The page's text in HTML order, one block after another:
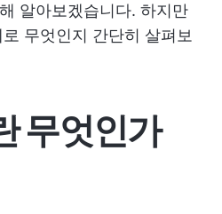
알아보겠습니다. 하지만
무엇인지 간단히 살펴보
무엇인가